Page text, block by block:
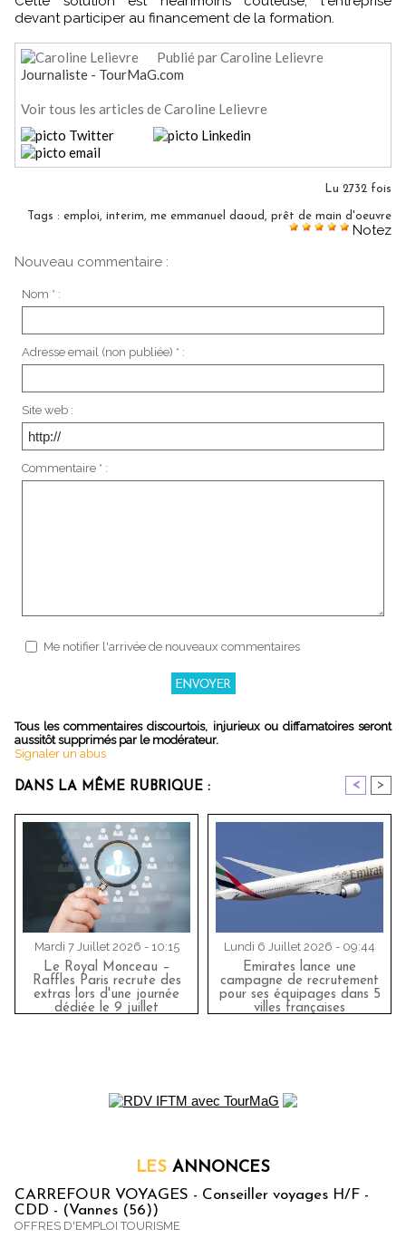
devant participer au financement de la formation.
Publié par Caroline Lelievre
Journaliste - TourMaG.com
Voir tous les articles de Caroline Lelievre
Lu 2732 fois
Tags : emploi, interim, me emmanuel daoud, prêt de main d'oeuvre
Notez
Nouveau commentaire :
Nom * :
Adresse email (non publiée) * :
Site web :
Commentaire * :
Me notifier l'arrivée de nouveaux commentaires
Tous les commentaires discourtois, injurieux ou diffamatoires seront
aussitôt supprimés par le modérateur.
Signaler un abus
DANS LA MÊME RUBRIQUE : < >
Mardi 7 Juillet 2026 - 10:15
Le Royal Monceau –
Raffles Paris recrute des
extras lors d'une journée
dédiée le 9 juillet
Lundi 6 Juillet 2026 - 09:44
Emirates lance une
campagne de recrutement
pour ses équipages dans 5
villes françaises
LES ANNONCES
CARREFOUR VOYAGES - Conseiller voyages H/F -
CDD - (Vannes (56))
OFFRES D'EMPLOI TOURISME